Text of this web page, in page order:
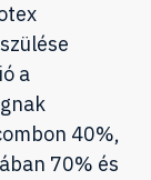
a
40%,
70% és